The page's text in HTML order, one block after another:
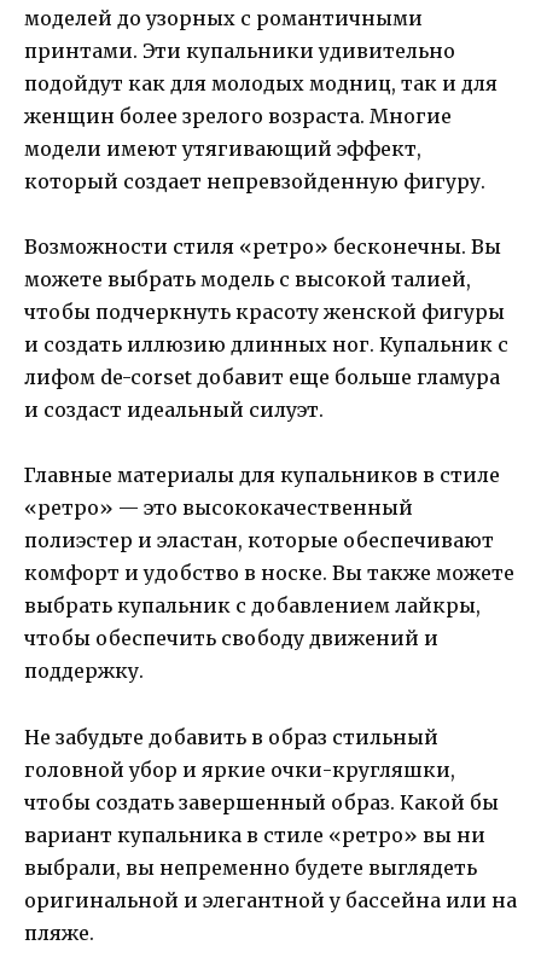
моделей до узорных с романтичными
принтами. Эти купальники удивительно
подойдут как для молодых модниц, так и для
женщин более зрелого возраста. Многие
модели имеют утягивающий эффект,
который создает непревзойденную фигуру.
Возможности стиля «ретро» бесконечны. Вы
можете выбрать модель с высокой талией,
чтобы подчеркнуть красоту женской фигуры
и создать иллюзию длинных ног. Купальник с
лифом de-corset добавит еще больше гламура
и создаст идеальный силуэт.
Главные материалы для купальников в стиле
«ретро» — это высококачественный
полиэстер и эластан, которые обеспечивают
комфорт и удобство в носке. Вы также можете
выбрать купальник с добавлением лайкры,
чтобы обеспечить свободу движений и
поддержку.
Не забудьте добавить в образ стильный
головной убор и яркие очки-кругляшки,
чтобы создать завершенный образ. Какой бы
вариант купальника в стиле «ретро» вы ни
выбрали, вы непременно будете выглядеть
оригинальной и элегантной у бассейна или на
пляже.